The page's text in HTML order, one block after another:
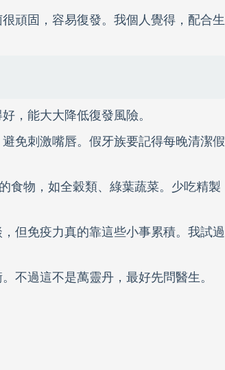
頑固，容易復發。我個人覺得，配合生
，能大大降低復發風險。
免刺激嘴唇。假牙族要記得每晚清潔假
食物，如全穀類、綠葉蔬菜。少吃精製
但免疫力真的靠這些小事累積。我試過
不過這不是萬靈丹，最好先問醫生。